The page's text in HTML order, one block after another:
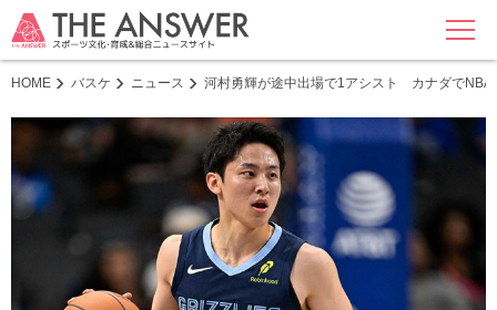
MENU
HOME バスケ ニュース 河村勇輝が途中出場で1アシスト カナダでNBA